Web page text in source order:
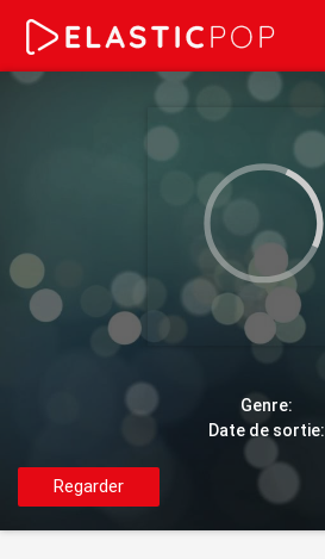
Genre:
Date de sortie:
Regarder